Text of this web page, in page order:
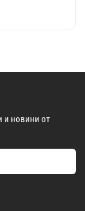
и новини от